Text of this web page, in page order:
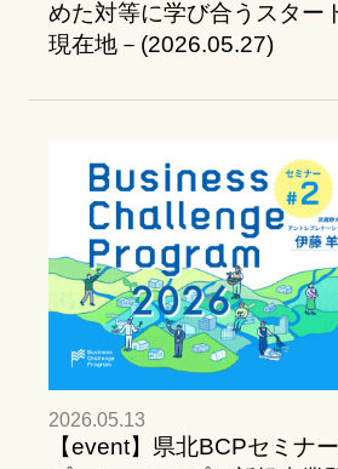
めた対等に学び合うスター
現在地－(2026.05.27)
2026.05.13
【event】県北BCPセミナ